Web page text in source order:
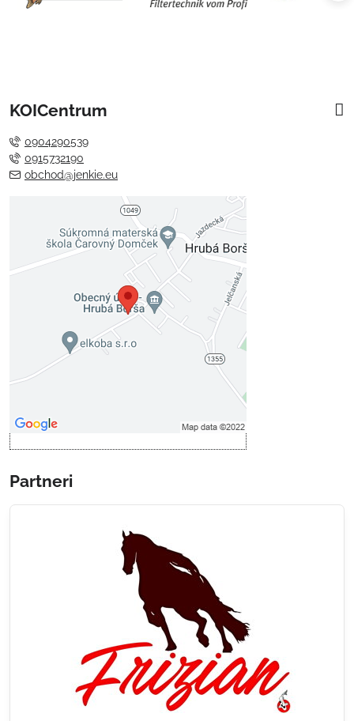
KOICentrum
0904290539
0915732190
obchod@jenkie.eu
Externý obsah je blokovaný
Voľbami súkromia
Prajete si načítať externý obsah?
Povoliť tentokrát
Povoliť a zapamätať - súhlas s
Partneri